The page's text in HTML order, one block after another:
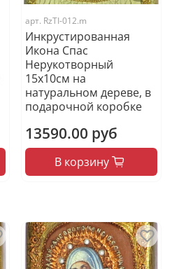
арт. RzTI-012.m
Инкрустированная
Икона Спас
Нерукотворный
15х10см на
натуральном дереве, в
подарочной коробке
13590.00 руб
В корзину